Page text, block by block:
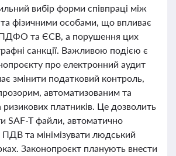
вибір форми співпраці між
фізичними особами, що впливає
ПДФО та ЄСВ, а порушення цих
санкції. Важливою подією є
про електронний аудит
змінити податковий контроль,
автоматизованим та
ризикових платників. Це дозволить
SAF-T файли, автоматично
та мінімізувати людський
Законопроєкт планують внести